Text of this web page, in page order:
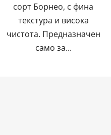
сорт Борнео, с фина
текстура и висока
чистота. Предназначен
само за...